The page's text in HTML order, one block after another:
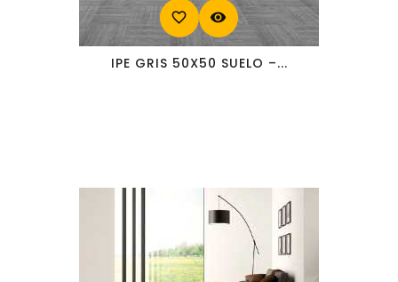
favorite_border visibility
IPE GRIS 50X50 SUELO –...